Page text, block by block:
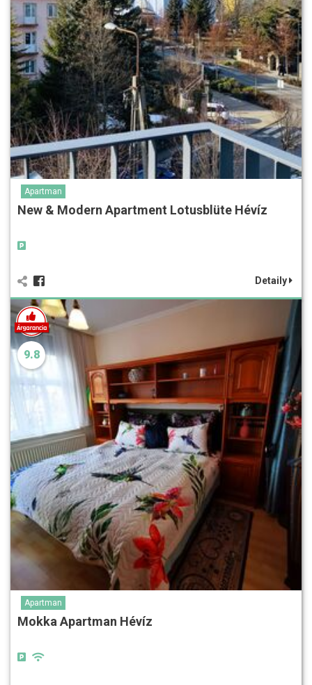
Apartman
New & Modern Apartment Lotusblüte Hévíz
Detaily
9.8
Apartman
Mokka Apartman Hévíz